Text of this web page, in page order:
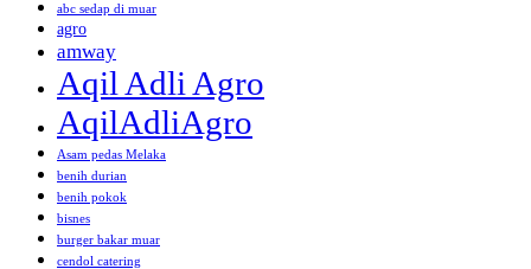
abc sedap di muar
agro
amway
Aqil Adli Agro
AqilAdliAgro
Asam pedas Melaka
benih durian
benih pokok
bisnes
burger bakar muar
cendol catering